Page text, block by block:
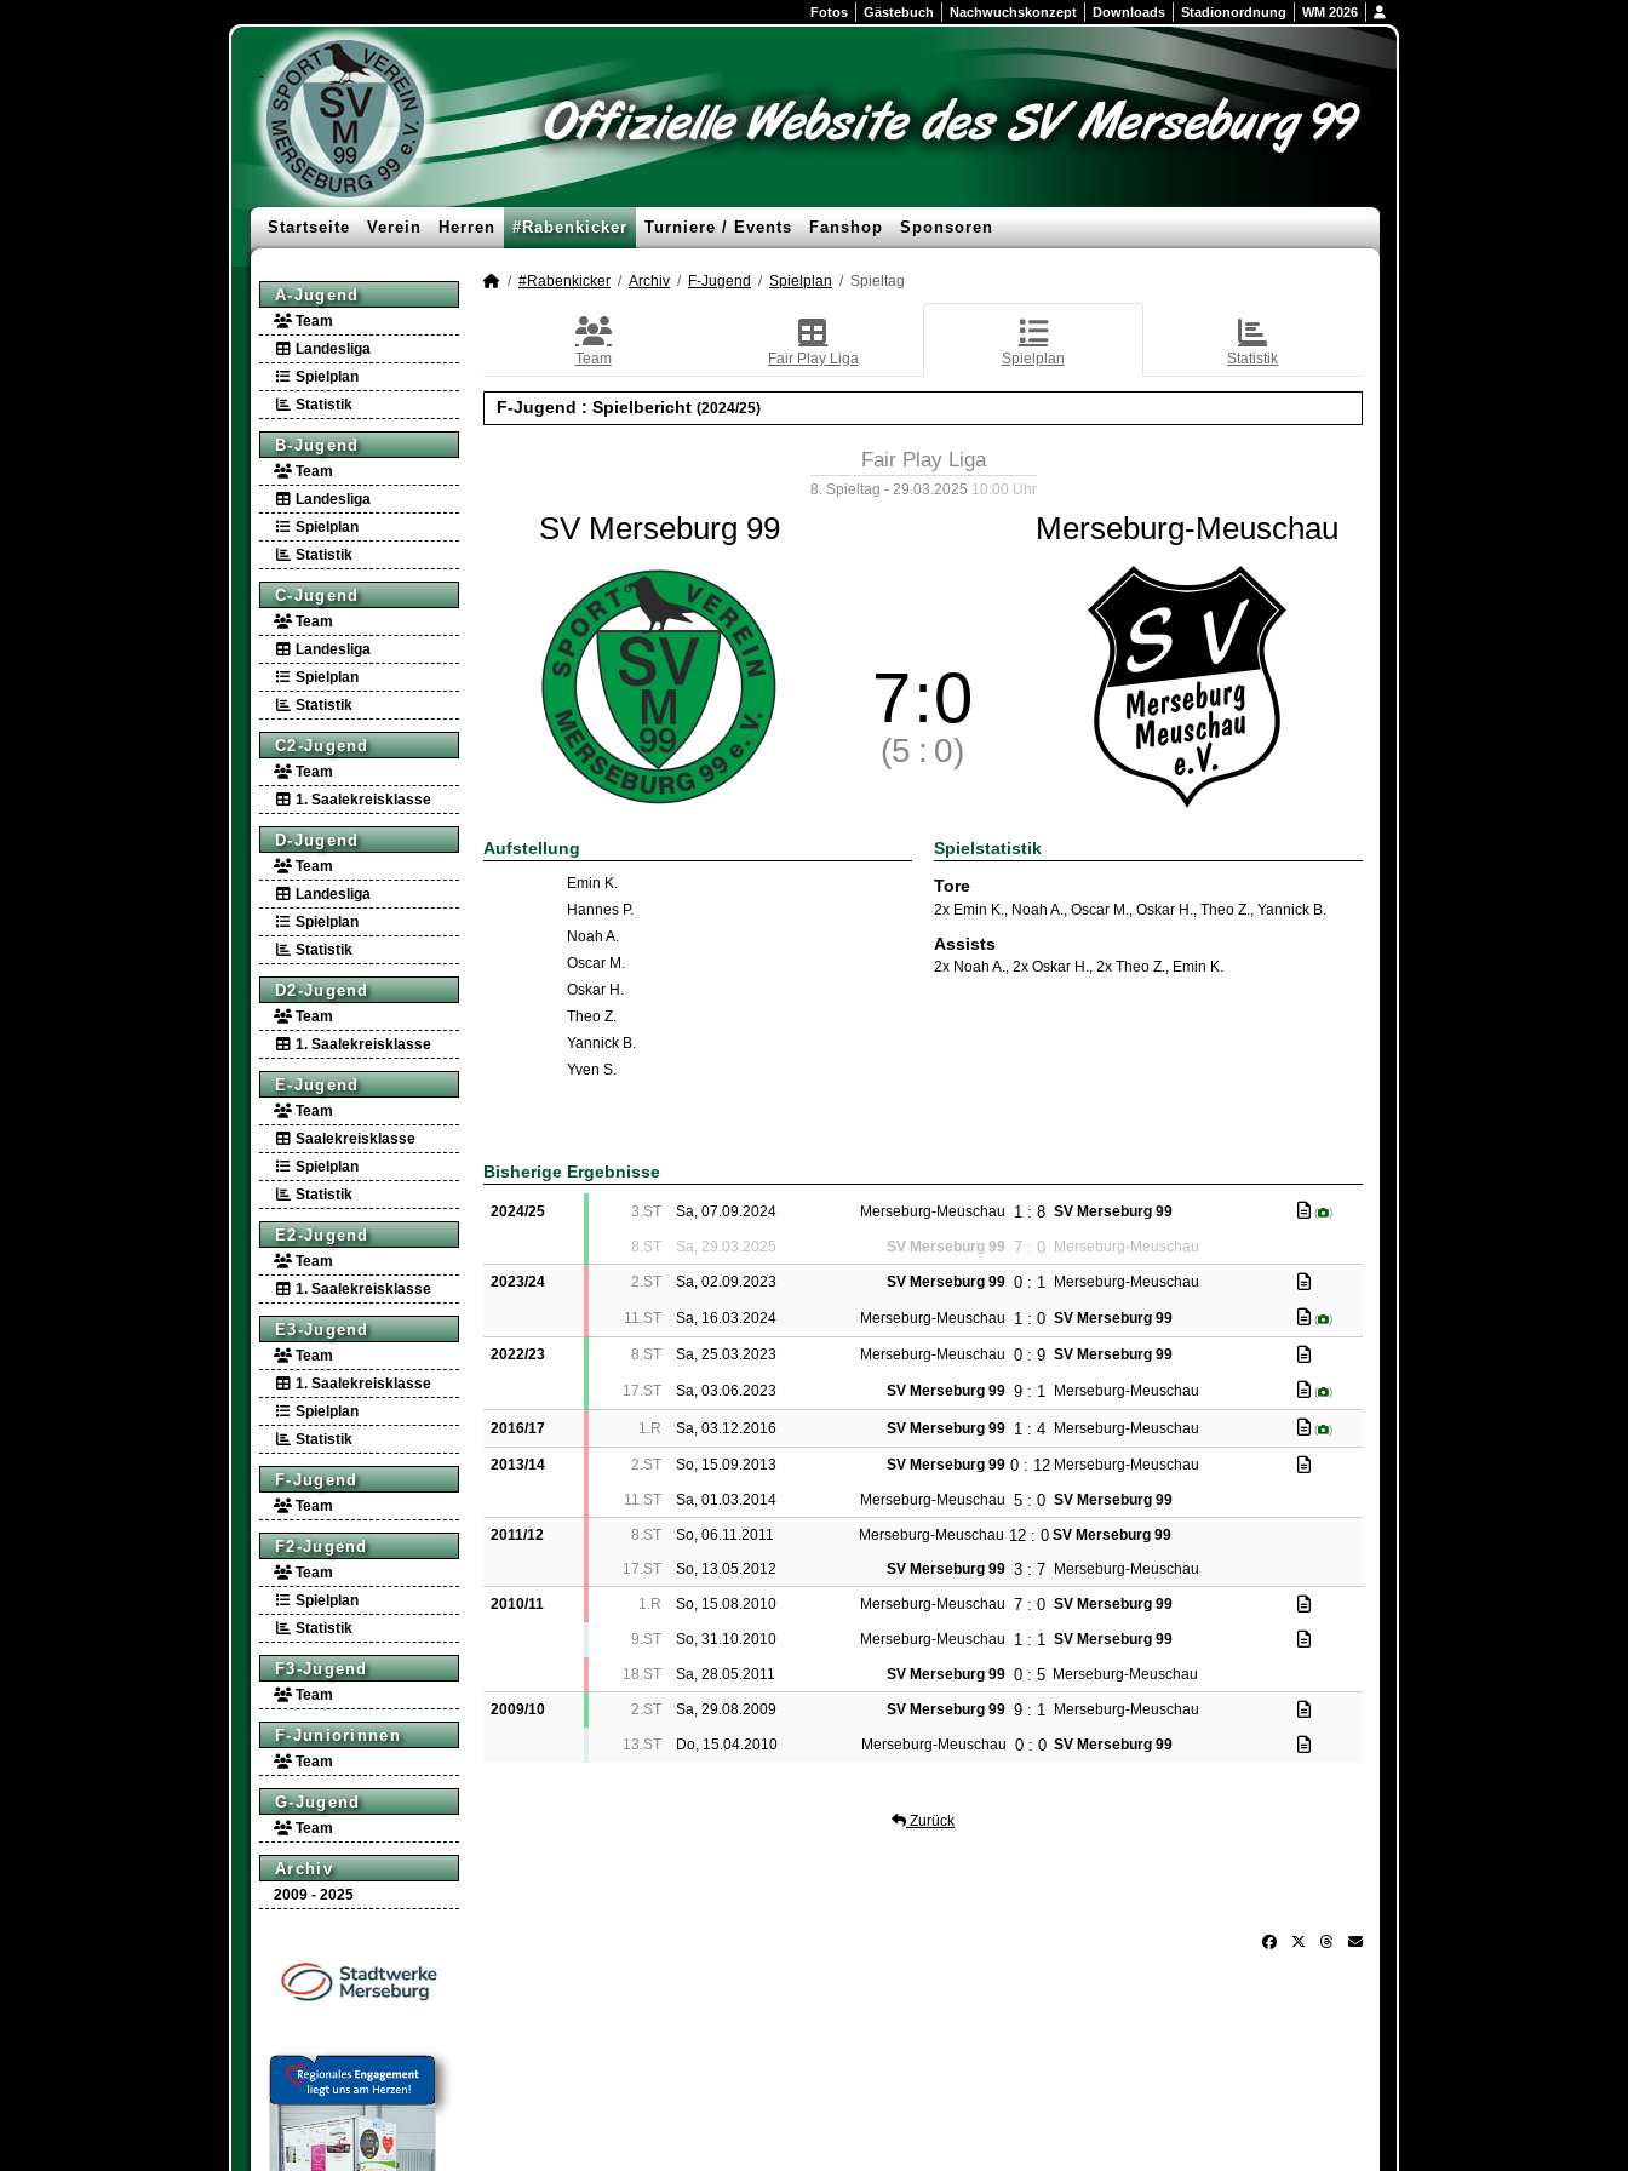
Fotos Gästebuch Nachwuchskonzept Downloads Stadionordnung WM 2026
Startseite Verein Herren #Rabenkicker Turniere / Events Fanshop Sponsoren
A-Jugend
Team
Landesliga
Spielplan
Statistik
B-Jugend
Team
Landesliga
Spielplan
Statistik
C-Jugend
Team
Landesliga
Spielplan
Statistik
C2-Jugend
Team
1. Saalekreisklasse
D-Jugend
Team
Landesliga
Spielplan
Statistik
D2-Jugend
Team
1. Saalekreisklasse
E-Jugend
Team
Saalekreisklasse
Spielplan
Statistik
E2-Jugend
Team
1. Saalekreisklasse
E3-Jugend
Team
1. Saalekreisklasse
Spielplan
Statistik
F-Jugend
Team
F2-Jugend
Team
Spielplan
Statistik
F3-Jugend
Team
F-Juniorinnen
Team
G-Jugend
Team
Archiv
2009 - 2025
#Rabenkicker Archiv F-Jugend Spielplan Spieltag
Team Fair Play Liga Spielplan Statistik
F-Jugend : Spielbericht (2024/25)
Fair Play Liga
8. Spieltag - 29.03.2025 10:00 Uhr
SV Merseburg 99 Merseburg-Meuschau
7:0
(5 : 0)
Aufstellung
Emin K.
Hannes P.
Noah A.
Oscar M.
Oskar H.
Theo Z.
Yannick B.
Yven S.
Spielstatistik
Tore
2x Emin K. Noah A. Oscar M. Oskar H. Theo Z. Yannick B.
Assists
2x Noah A., 2x Oskar H., 2x Theo Z., Emin K.
Bisherige Ergebnisse
2024/25 3.ST Sa, 07.09.2024 Merseburg-Meuschau 1 : 8 SV Merseburg 99 ( )
8.ST Sa, 29.03.2025 SV Merseburg 99 7 : 0 Merseburg-Meuschau
2023/24 2.ST Sa, 02.09.2023 SV Merseburg 99 0 : 1 Merseburg-Meuschau
11.ST Sa, 16.03.2024 Merseburg-Meuschau 1 : 0 SV Merseburg 99 ( )
2022/23 8.ST Sa, 25.03.2023 Merseburg-Meuschau 0 : 9 SV Merseburg 99
17.ST Sa, 03.06.2023 SV Merseburg 99 9 : 1 Merseburg-Meuschau ( )
2016/17 1.R Sa, 03.12.2016 SV Merseburg 99 1 : 4 Merseburg-Meuschau ( )
2013/14 2.ST So, 15.09.2013 SV Merseburg 99 0 : 12 Merseburg-Meuschau
11.ST Sa, 01.03.2014 Merseburg-Meuschau 5 : 0 SV Merseburg 99
2011/12 8.ST So, 06.11.2011 Merseburg-Meuschau 12 : 0 SV Merseburg 99
17.ST
So, 13.05.2012 SV Merseburg 99 3 : 7 Merseburg-Meuschau
2010/11 1.R So, 15.08.2010 Merseburg-Meuschau 7 : 0 SV Merseburg 99
9.ST So, 31.10.2010 Merseburg-Meuschau 1 : 1 SV Merseburg 99
18.ST Sa, 28.05.2011 SV Merseburg 99 0 : 5 Merseburg-Meuschau
2009/10 2.ST Sa, 29.08.2009 SV Merseburg 99 9 : 1 Merseburg-Meuschau
13.ST Do, 15.04.2010 Merseburg-Meuschau 0 : 0 SV Merseburg 99
Zurück